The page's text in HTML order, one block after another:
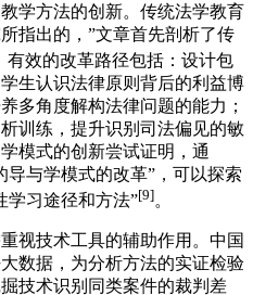
学方法的创新。传统法学教育
指出的，”文章首先剖析了传
有效的改革路径包括：设计包
生认识法律原则背后的利益博
多角度解构法律问题的能力；
训练，提升识别司法偏见的敏
模式的创新尝试证明，通
与学模式的改革”，可以探索
学习途径和方法”[9]。
视技术工具的辅助作用。中国
数据，为分析方法的实证检验
技术识别同类案件的裁判差